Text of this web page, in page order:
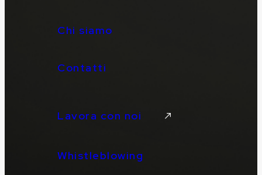
Chi siamo
Contatti
Lavora con noi
Whistleblowing